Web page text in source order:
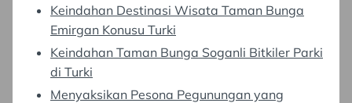
Keindahan Destinasi Wisata Taman Bunga
Emirgan Konusu Turki
Keindahan Taman Bunga Soganli Bitkiler Parki
di Turki
Menyaksikan Pesona Pegunungan yang